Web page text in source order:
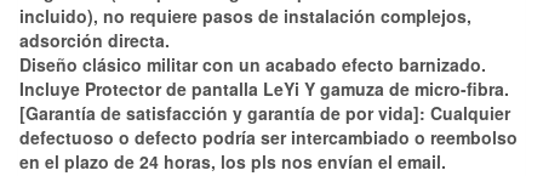
incluido), no requiere pasos de instalación complejos,
adsorción directa.
Diseño clásico militar con un acabado efecto barnizado.
Incluye Protector de pantalla LeYi Y gamuza de micro-fibra.
[Garantía de satisfacción y garantía de por vida]: Cualquier
defectuoso o defecto podría ser intercambiado o reembolso
en el plazo de 24 horas, los pls nos envían el email.